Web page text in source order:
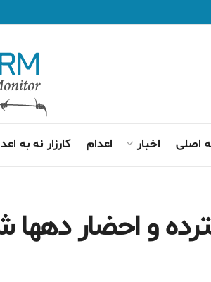
اصلی اخبار اعدام کارزار نه به
و احضار دهها